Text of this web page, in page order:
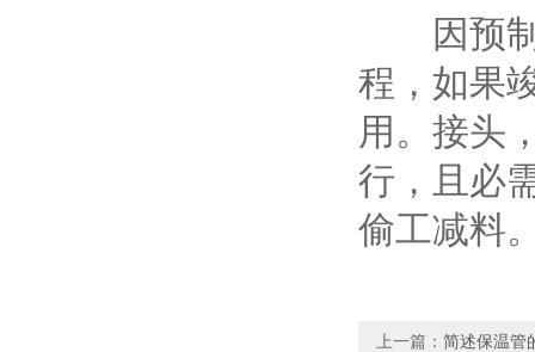
因预制
程，如果
用。接头
行，且必
偷工减料
上一篇： 简述保温管